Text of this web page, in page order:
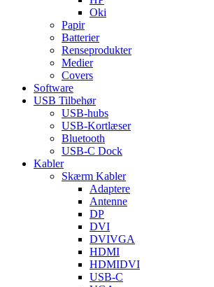
Oki
Papir
Batterier
Renseprodukter
Medier
Covers
Software
USB Tilbehør
USB-hubs
USB-Kortlæser
Bluetooth
USB-C Dock
Kabler
Skærm Kabler
Adaptere
Antenne
DP
DVI
DVIVGA
HDMI
HDMIDVI
USB-C